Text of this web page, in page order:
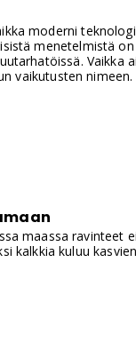
moderni
menetelmistä on
Vaikka
vaikutusten nimeen.
maassa ravinteet
kalkkia kuluu kasvien